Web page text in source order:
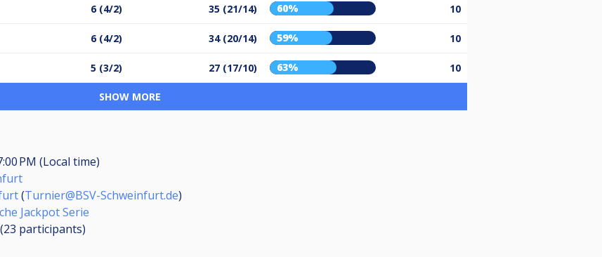
6 (4/2) 35 (21/14) 60% 10
6 (4/2) 34 (20/14) 59% 10
5 (3/2) 27 (17/10) 63% 10
SHOW MORE
PM (Local time)
(Turnier@BSV-Schweinfurt.de)
Jackpot Serie
participants)